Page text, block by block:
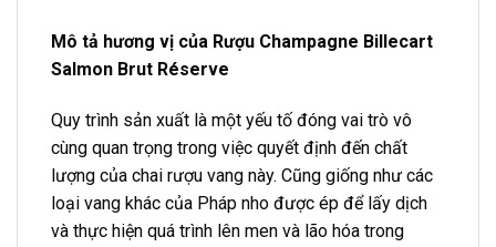
Mô tả hương vị của Rượu Champagne Billecart
Salmon Brut Réserve
Quy trình sản xuất là một yếu tố đóng vai trò vô
cùng quan trọng trong việc quyết định đến chất
lượng của chai rượu vang này. Cũng giống như các
loại vang khác của Pháp nho được ép để lấy dịch
và thực hiện quá trình lên men và lão hóa trong